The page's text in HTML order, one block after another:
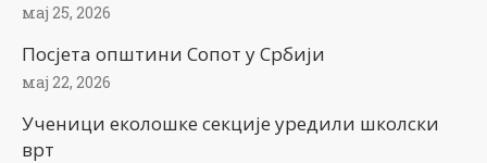
мај 25, 2026
Посјета општини Сопот у Србији
мај 22, 2026
Ученици еколошке секције уредили школски
врт